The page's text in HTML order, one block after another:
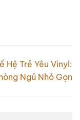
Hệ Trẻ Yêu Vinyl:
Ngủ Nhỏ Gọn